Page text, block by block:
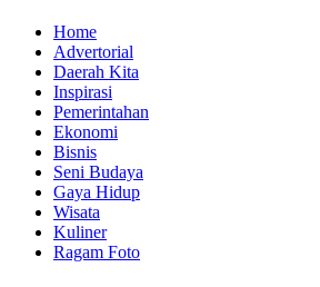
Home
Advertorial
Daerah Kita
Inspirasi
Pemerintahan
Ekonomi
Bisnis
Seni Budaya
Gaya Hidup
Wisata
Kuliner
Ragam Foto